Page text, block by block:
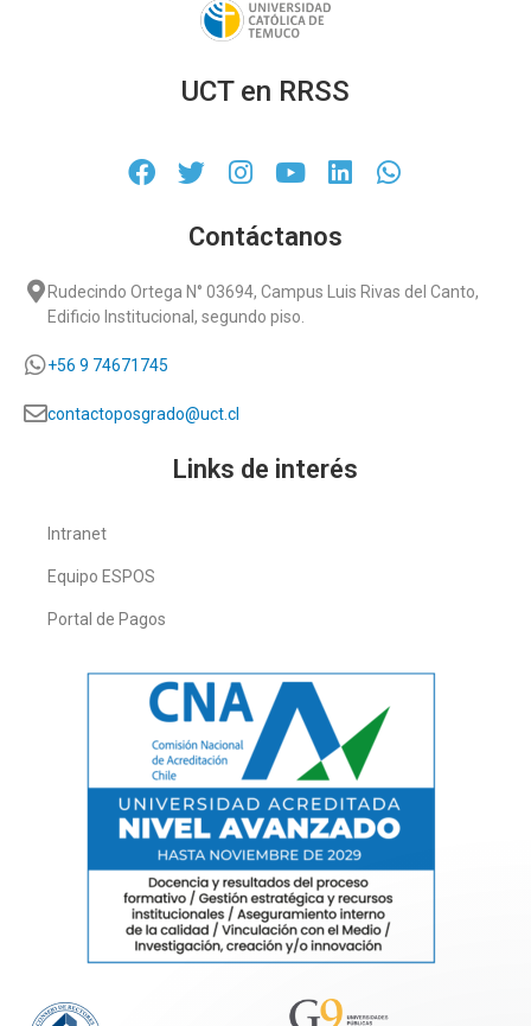
UCT en RRSS
Contáctanos
Rudecindo Ortega N° 03694, Campus Luis Rivas del Canto,
Edificio Institucional, segundo piso.
+56 9 74671745
contactoposgrado@uct.cl
Links de interés
Intranet
Equipo ESPOS
Portal de Pagos